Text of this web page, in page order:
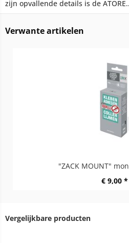
zijn opvallende details is de
Verwante artikelen
"ZACK MOUNT"
€ 9,00 *
Vergelijkbare producten